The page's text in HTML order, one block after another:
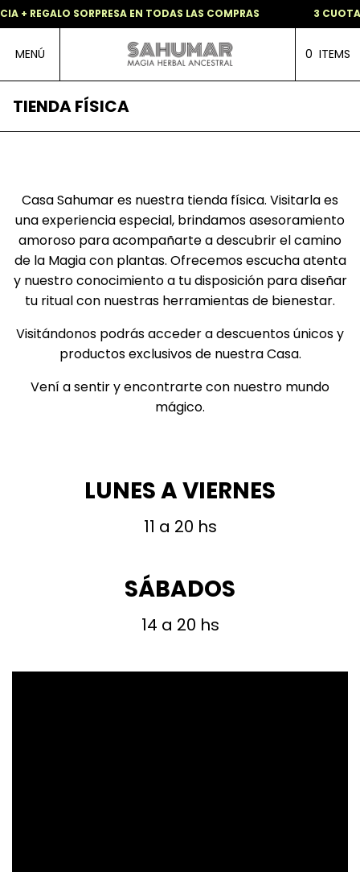
+ REGALO SORPRESA EN TODAS LAS COMPRAS 3
MENÚ 0 ITEMS
TIENDA FÍSICA
Casa Sahumar es nuestra tienda física. Visitarla es
una experiencia especial, brindamos asesoramiento
amoroso para acompañarte a descubrir el camino
de la Magia con plantas. Ofrecemos escucha atenta
y nuestro conocimiento a tu disposición para diseñar
tu ritual con nuestras herramientas de bienestar.
Visitándonos podrás acceder a descuentos únicos y
productos exclusivos de nuestra Casa.
Vení a sentir y encontrarte con nuestro mundo
mágico.
LUNES A VIERNES
11 a 20 hs
SÁBADOS
14 a 20 hs